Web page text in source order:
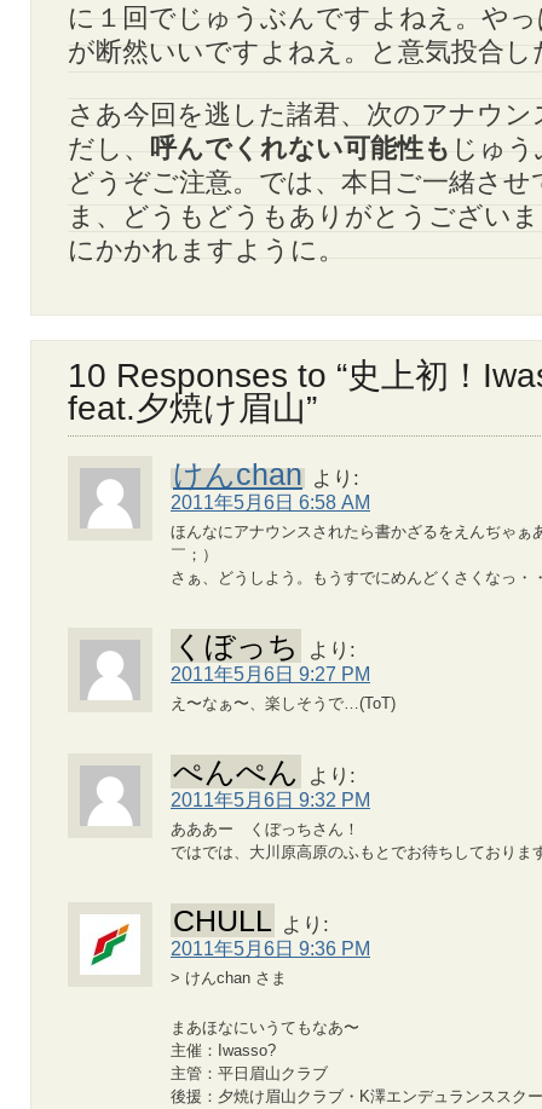
に１回でじゅうぶんですよねえ。や
が断然いいですよねえ。と意気投合
さあ今回を逃した諸君、次のアナウ
だし、
呼んでくれない可能性も じゅ
どうぞご注意。では、本日ご一緒さ
ま、どうもどうもありがとうござい
にかかれますように。
10 Responses to “史上初！
feat.夕焼け眉山”
けんchan より:
2011年5月6日 6:58 AM
ほんなにアナウンスされたら書かざるをえんぢゃ
￣；）
さぁ、どうしよう。もうすでにめんどくさくなっ・
くぼっち より:
2011年5月6日 9:27 PM
え〜なぁ〜、楽しそうで…(ToT)
ぺんぺん より:
2011年5月6日 9:32 PM
あああー くぼっちさん！
ではでは、大川原高原のふもとでお待ちしておりま
CHULL より:
2011年5月6日 9:36 PM
> けんchan さま
まあほなにいうてもなあ〜
主催：Iwasso?
主管：平日眉山クラブ
後援：夕焼け眉山クラブ・K澤エンデュランススク